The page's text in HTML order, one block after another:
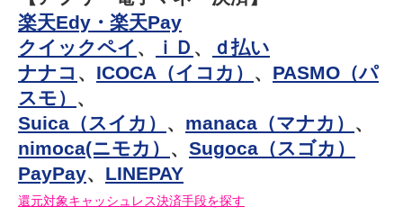
楽天Edy・楽天Pay
クイックペイ 、 ｉＤ 、
ｄ払い
ナナコ 、 ICOCA（イコカ） 、 PASMO（パ
スモ） 、
Suica（スイカ） 、 manaca（マナカ） 、
nimoca(ニモカ） 、 Sugoca（スゴカ）
PayPay、 LINEPAY
還元対象キャッシュレス決済手段を探す